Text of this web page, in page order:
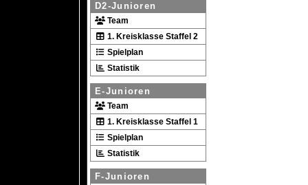
D2-Junioren
Team
1. Kreisklasse Staffel 2
Spielplan
Statistik
E-Junioren
Team
1. Kreisklasse Staffel 1
Spielplan
Statistik
F-Junioren